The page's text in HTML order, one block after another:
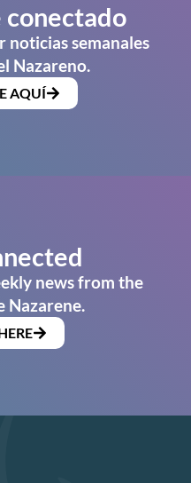
conectado
noticias semanales
Nazareno.
AQUÍ
news from the
Nazarene.